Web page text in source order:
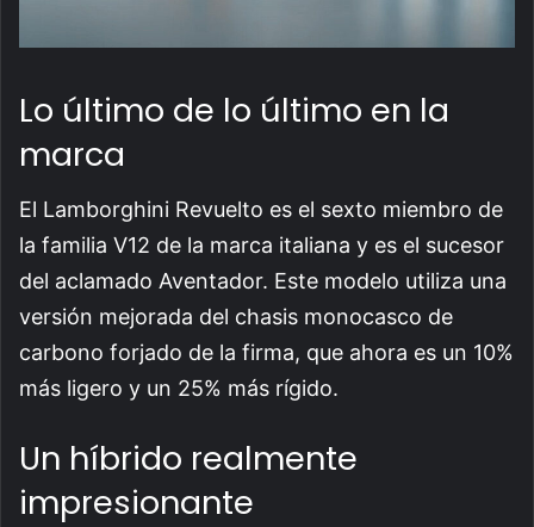
Lo último de lo último en la
marca
El Lamborghini Revuelto es el sexto miembro de
la familia V12 de la marca italiana y es el sucesor
del aclamado Aventador. Este modelo utiliza una
versión mejorada del chasis monocasco de
carbono forjado de la firma, que ahora es un 10%
más ligero y un 25% más rígido.
Un híbrido realmente
impresionante